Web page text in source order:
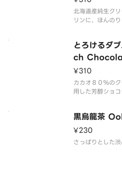
北海道産純生ク
リンに、ほんの
とろけるダ
ch
Sauce
¥310
カカオ８０％の
用した芳醇ショ
黒烏龍茶
¥230
さっぱりとした